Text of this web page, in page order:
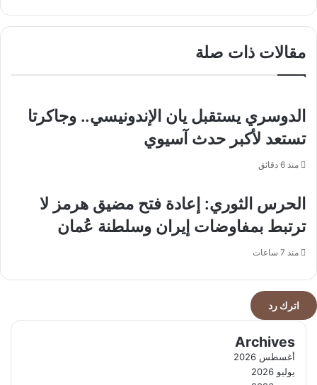
الخليجية
افتتاح
بكأس
مقالات ذات صلة
الدوسري يستقبل يان الإندونيسي.. وجاكرتا
تستعد لأكبر حدث آسيوي
منذ 6 دقائق
الحرس الثوري: إعادة فتح مضيق هرمز لا
ترتبط بمفاوضات إيران وسلطنة عُمان
منذ 7 ساعات
اترك رد
Archives
أغسطس 2026
يوليو 2026